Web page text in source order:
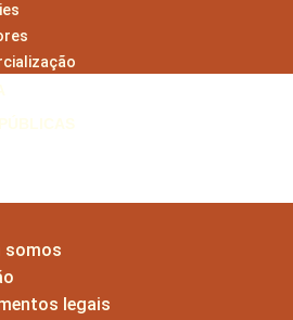
somos
legais